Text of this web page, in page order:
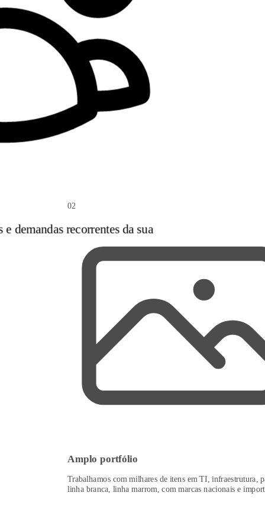
demandas recorrentes da sua
02
Amplo portfólio
Trabalhamos com milhares de itens em TI, infraestrutura,
linha branca, linha marrom, com marcas nacionais e